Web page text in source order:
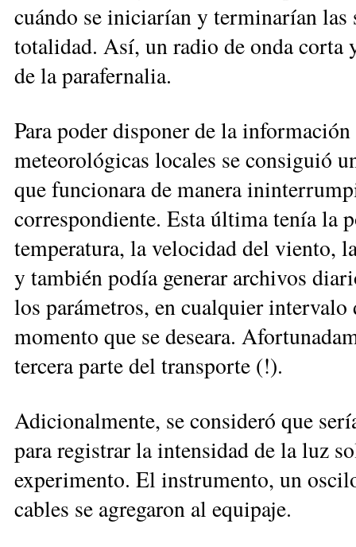
cuándo se iniciarían y terminarían las
totalidad. Así, un radio de onda corta
de la parafernalia.
Para poder disponer de la
meteorológicas locales se consiguió
que funcionara de manera
correspondiente. Esta última tenía la
temperatura, la velocidad del viento,
y también podía generar archivos
los parámetros, en cualquier
momento que se deseara.
tercera parte del transporte (!).
Adicionalmente, se consideró que
para registrar la intensidad de la luz
experimento. El instrumento, un
cables se agregaron al equipaje.